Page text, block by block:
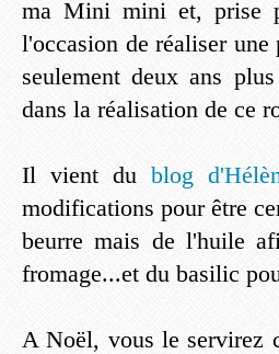
ma Mini mini et, prise
l'occasion de réaliser
seulement deux ans
dans la réalisation de ce
Il vient du blog
modifications pour être
beurre mais de l'huile
fromage...et du basilic
A Noël, vous le servirez